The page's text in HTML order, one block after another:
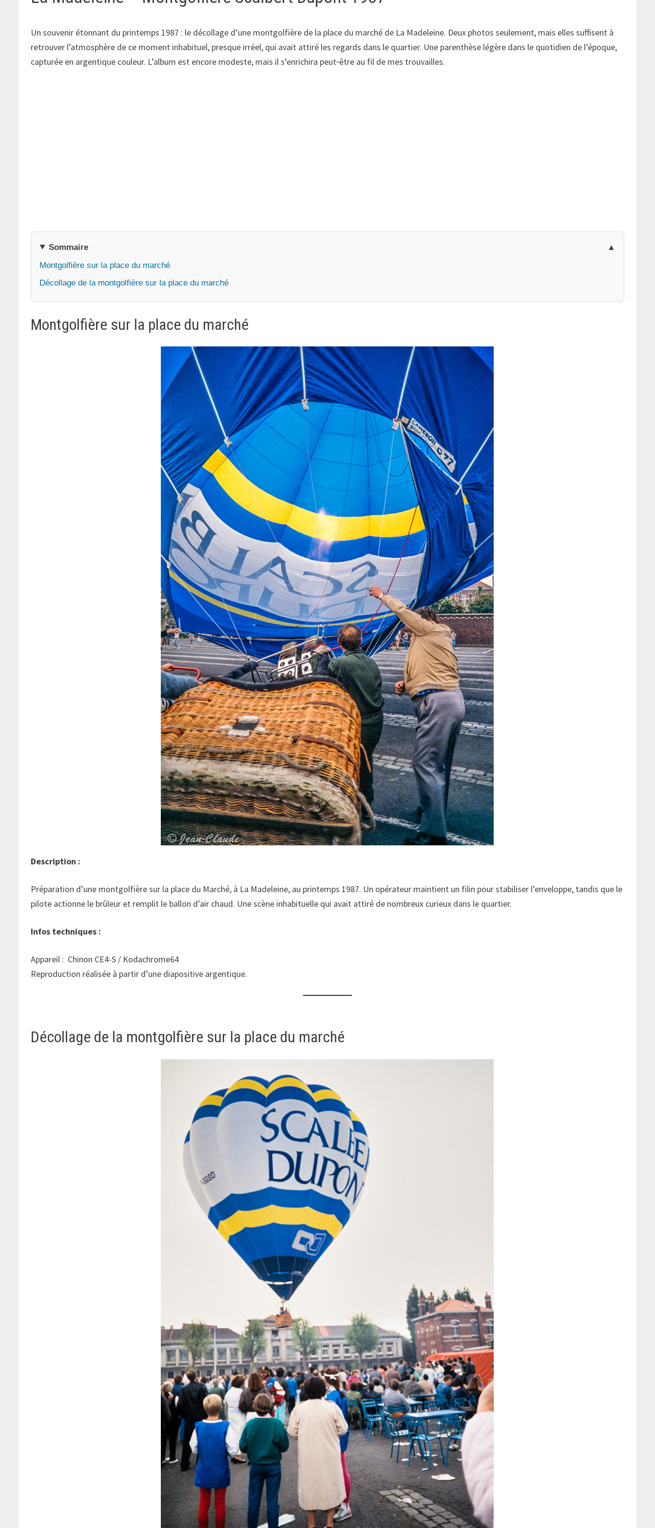
Un souvenir étonnant du printemps 1987 : le décollage d’une montgolfière de la place du marché de La Madeleine. Deux photos seulement, mais elles suffisent à
retrouver l’atmosphère de ce moment inhabituel, presque irréel, qui avait attiré les regards dans le quartier. Une parenthèse légère dans le quotidien de l’époque,
capturée en argentique couleur. L’album est encore modeste, mais il s’enrichira peut‑être au fil de mes trouvailles.
Sommaire
Montgolfière sur la place du marché
Décollage de la montgolfière sur la place du marché
Montgolfière sur la place du marché
Description :
Préparation d’une montgolfière sur la place du Marché, à La Madeleine, au printemps 1987. Un opérateur maintient un filin pour stabiliser l’enveloppe, tandis que le
pilote actionne le brûleur et remplit le ballon d’air chaud. Une scène inhabituelle qui avait attiré de nombreux curieux dans le quartier.
Infos techniques :
Appareil : Chinon CE4-S / Kodachrome64
Reproduction réalisée à partir d’une diapositive argentique.
Décollage de la montgolfière sur la place du marché